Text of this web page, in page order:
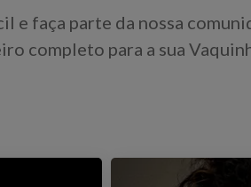
e faça parte da nossa
completo para a sua